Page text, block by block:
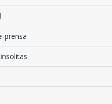
prensa